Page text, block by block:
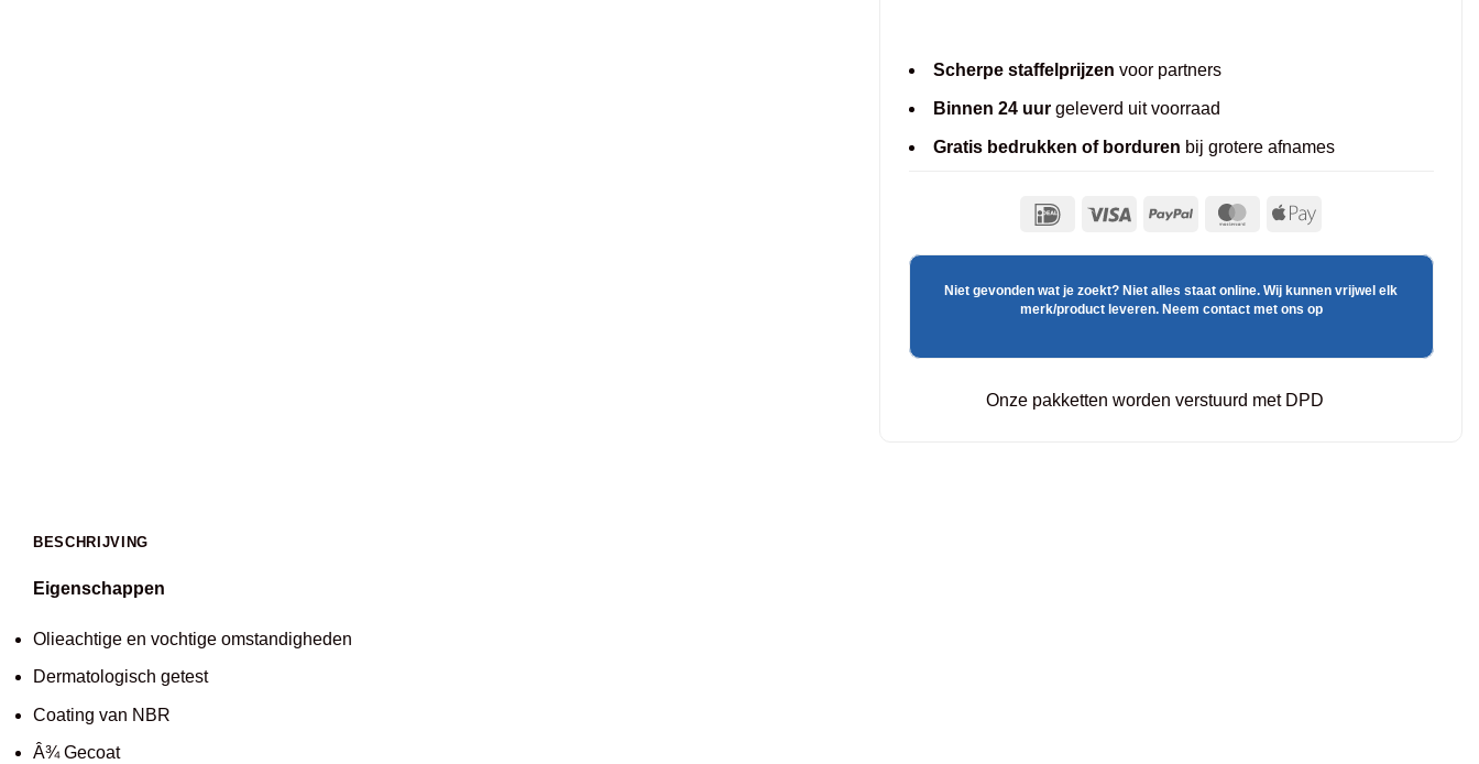
Scherpe staffelprijzen voor partners
Binnen 24 uurgeleverd uit voorraad
Gratis bedrukken of borduren bij grotere afnames
Niet gevonden wat je zoekt? Niet alles staat online. Wij kunnen vrijwel elk
merk/product leveren. Neem contact met ons op
Onze pakketten worden verstuurd met DPD
BESCHRIJVING
Eigenschappen
Olieachtige en vochtige omstandigheden
Dermatologisch getest
Coating van NBR
Â¾ Gecoat